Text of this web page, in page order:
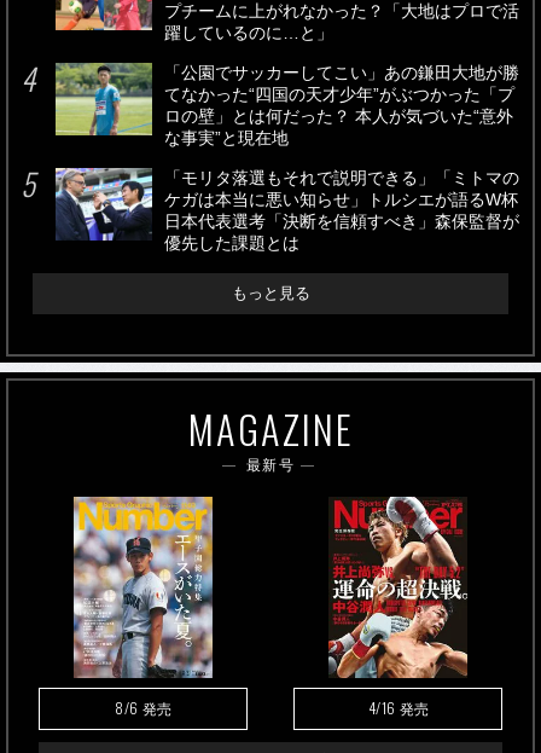
プチームに上がれなかった？「大地はプロで活
躍しているのに…と」
「公園でサッカーしてこい」あの鎌田大地が勝
てなかった“四国の天才少年”がぶつかった「プ
ロの壁」とは何だった？ 本人が気づいた“意外
な事実”と現在地
「モリタ落選もそれで説明できる」「ミトマの
ケガは本当に悪い知らせ」トルシエが語るW杯
日本代表選考「決断を信頼すべき」森保監督が
優先した課題とは
もっと見る
MAGAZINE
最新号
8/6 発売 4/16 発売